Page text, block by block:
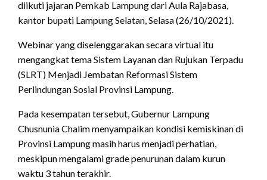
diikuti jajaran Pemkab Lampung dari Aula Rajabasa,
kantor bupati Lampung Selatan, Selasa (26/10/2021).
Webinar yang diselenggarakan secara virtual itu
mengangkat tema Sistem Layanan dan Rujukan Terpadu
(SLRT) Menjadi Jembatan Reformasi Sistem
Perlindungan Sosial Provinsi Lampung.
Pada kesempatan tersebut, Gubernur Lampung
Chusnunia Chalim menyampaikan kondisi kemiskinan di
Provinsi Lampung masih harus menjadi perhatian,
meskipun mengalami grade penurunan dalam kurun
waktu 3 tahun terakhir.